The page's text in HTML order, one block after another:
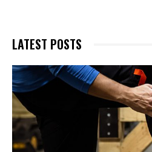
LATEST POSTS